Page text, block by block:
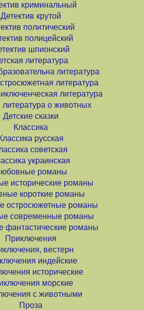
криминальный
Детектив крутой
политический
полицейский
шпионский
литература
литература
литература
литература
литература о животных
Детские сказки
Классика
русская
советская
украинская
романы
исторические романы
короткие романы
остросюжетные романы
современные романы
фантастические романы
Приключения
вестерн
индейские
исторические
морские
с животными
Проза